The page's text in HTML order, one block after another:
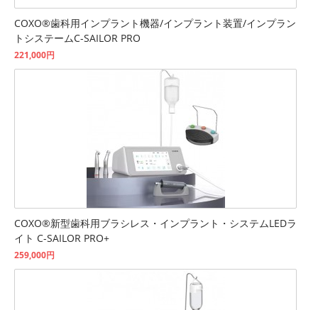
COXO®歯科用インプラント機器/インプラント装置/インプラン
トシステームC-SAILOR PRO
221,000円
COXO®新型歯科用ブラシレス・インプラント・システムLEDラ
イト C-SAILOR PRO+
259,000円